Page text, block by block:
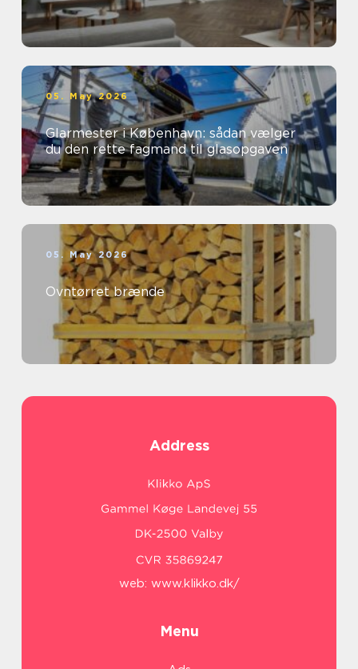
05. May 2026
Glarmester i København: sådan vælger
du den rette fagmand til glasopgaven
05. May 2026
Ovntørret brænde
Address
web: www.klikko.dk/
Menu